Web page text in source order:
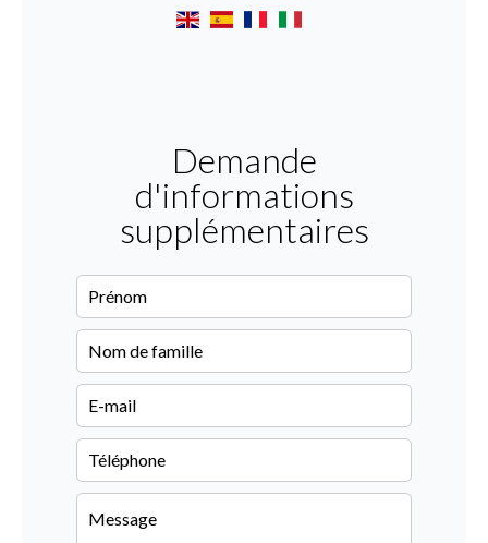
Demande
d'informations
supplémentaires